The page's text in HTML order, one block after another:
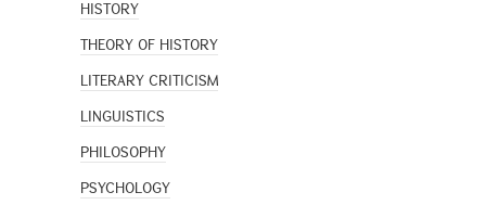
HISTORY
THEORY OF HISTORY
LITERARY CRITICISM
LINGUISTICS
PHILOSOPHY
PSYCHOLOGY